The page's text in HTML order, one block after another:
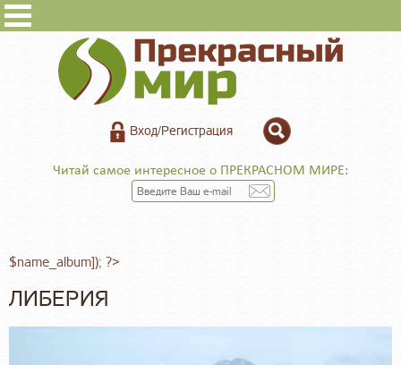
Вход/Регистрация
Читай самое интересное о ПРЕКРАСНОМ МИРЕ:
$name_album]); ?>
ЛИБЕРИЯ